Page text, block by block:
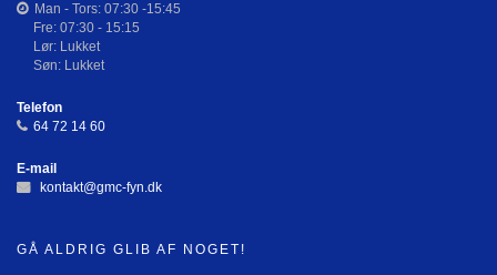
Man - Tors: 07:30 -15:45
Fre: 07:30 - 15:15
Lør: Lukket
Søn: Lukket
Telefon
64 72 14 60
E-mail
kontakt@gmc-fyn.dk
GÅ ALDRIG GLIB AF NOGET!